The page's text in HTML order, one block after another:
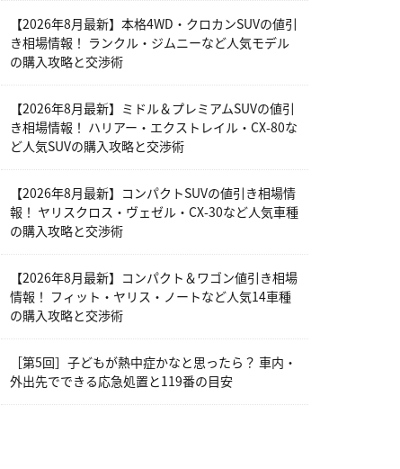
【2026年8月最新】本格4WD・クロカンSUVの値引
き相場情報！ ランクル・ジムニーなど人気モデル
の購入攻略と交渉術
【2026年8月最新】ミドル＆プレミアムSUVの値引
き相場情報！ ハリアー・エクストレイル・CX-80な
ど人気SUVの購入攻略と交渉術
【2026年8月最新】コンパクトSUVの値引き相場情
報！ ヤリスクロス・ヴェゼル・CX-30など人気車種
の購入攻略と交渉術
【2026年8月最新】コンパクト＆ワゴン値引き相場
情報！ フィット・ヤリス・ノートなど人気14車種
の購入攻略と交渉術
［第5回］子どもが熱中症かなと思ったら？ 車内・
外出先でできる応急処置と119番の目安